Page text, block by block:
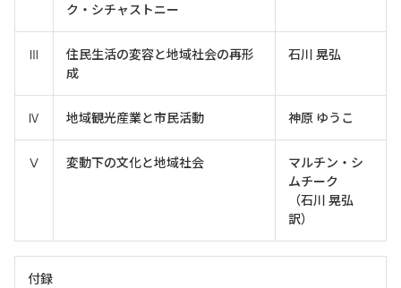
ク・シチャストニー
Ⅲ
住民生活の変容と地域社会の再形
成
石川 晃弘
Ⅳ 地域観光産業と市民活動 神原 ゆうこ
Ⅴ 変動下の文化と地域社会
マルチン・シ
ムチーク
（石川 晃弘
訳）
付録